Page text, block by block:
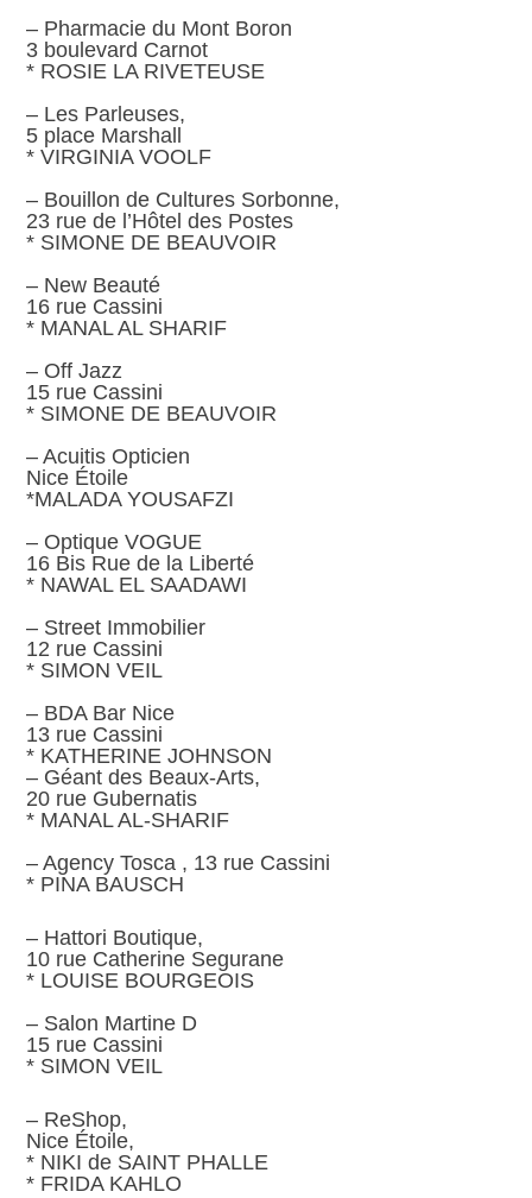
– Pharmacie du Mont Boron
3 boulevard Carnot
* ROSIE LA RIVETEUSE
– Les Parleuses,
5 place Marshall
* VIRGINIA VOOLF
– Bouillon de Cultures Sorbonne,
23 rue de l’Hôtel des Postes
* SIMONE DE BEAUVOIR
– New Beauté
16 rue Cassini
* MANAL AL SHARIF
– Off Jazz
15 rue Cassini
* SIMONE DE BEAUVOIR
– Acuitis Opticien
Nice Étoile
*MALADA YOUSAFZI
– Optique VOGUE
16 Bis Rue de la Liberté
* NAWAL EL SAADAWI
– Street Immobilier
12 rue Cassini
* SIMON VEIL
– BDA Bar Nice
13 rue Cassini
* KATHERINE JOHNSON
– Géant des Beaux-Arts,
20 rue Gubernatis
* MANAL AL-SHARIF
– Agency Tosca , 13 rue Cassini
* PINA BAUSCH
– Hattori Boutique,
10 rue Catherine Segurane
* LOUISE BOURGEOIS
– Salon Martine D
15 rue Cassini
* SIMON VEIL
– ReShop,
Nice Étoile,
* NIKI de SAINT PHALLE
* FRIDA KAHLO